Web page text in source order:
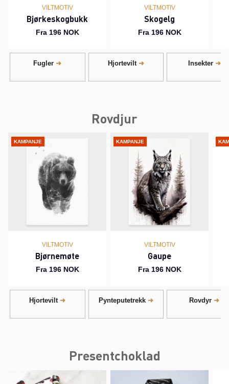
VILTMOTIV
Bjørkeskogbukk
Fra 196 NOK
VILTMOTIV
Skogelg
Fra 196 NOK
Fugler Hjortevilt Insekter
Rovdjur
KAMPANJE
VILTMOTIV
Bjørnemøte
Fra 196 NOK
KAMPANJE
VILTMOTIV
Gaupe
Fra 196 NOK
Hjortevilt Pynteputetrekk Rovdyr
Presentchoklad